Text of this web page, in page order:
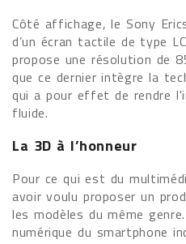
Côté affichage, le Sony
d’un écran tactile de type
propose une résolution de
que ce dernier intègre la
qui a pour effet de rendre
fluide.
La 3D à l’honneur
Pour ce qui est du
avoir voulu proposer un
les modèles du même
numérique du smartphone